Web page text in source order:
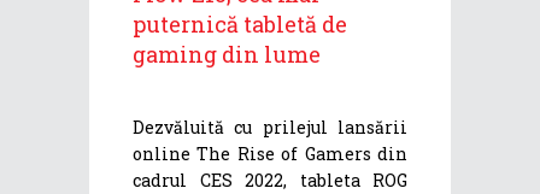
puternică tabletă de
gaming din lume
Dezvăluită cu prilejul lansării
online The Rise of Gamers din
cadrul CES 2022, tableta ROG